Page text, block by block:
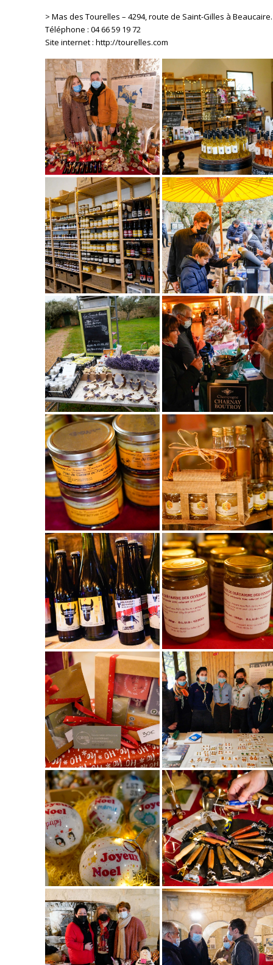
> Mas des Tourelles – 4294, route de Saint-Gilles à Beaucaire.
Téléphone : 04 66 59 19 72
Site internet : http://tourelles.com